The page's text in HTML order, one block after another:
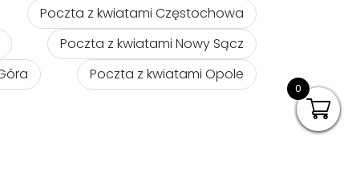
Poczta z kwiatami Częstochowa
Poczta z kwiatami Nowy Sącz
Poczta z kwiatami Opole
0